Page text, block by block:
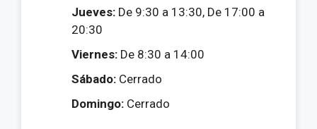
Jueves: De 9:30 a 13:30, De 17:00 a
20:30
Viernes: De 8:30 a 14:00
Sábado: Cerrado
Domingo: Cerrado